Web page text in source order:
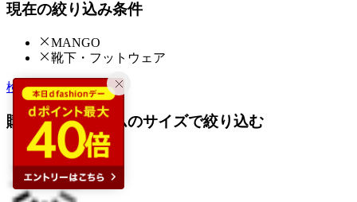
現在の絞り込み条件
MANGO
靴下・フットウェア
検索履歴から探す
購入済みアイテムのサイズで絞り込む